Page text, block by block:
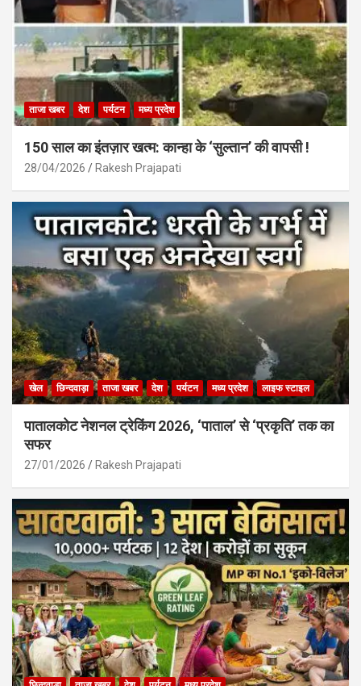
ताजा खबर देश पर्यटन मध्य प्रदेश
150 साल का इंतज़ार खत्म: कान्हा के ‘सुल्तान’ की वापसी !
28/04/2026 Rakesh Prajapati
खेल छिन्दवाड़ा ताजा खबर देश पर्यटन मध्य प्रदेश लाइफ स्टाइल
पातालकोट नेशनल ट्रेकिंग 2026, ‘पाताल’ से ‘प्रकृति’ तक का
सफर
27/01/2026 Rakesh Prajapati